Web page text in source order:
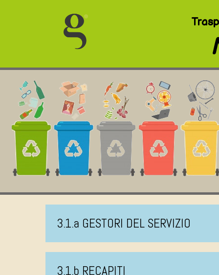
3.1.a GESTORI DEL SERVIZIO
3.1.b RECAPITI